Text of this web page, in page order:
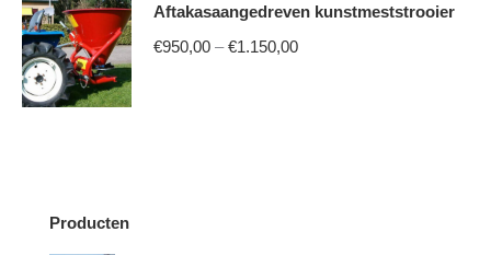
options
may
Aftakasaangedreven kunstmeststrooier
€950,00 – €1.150,00Price
Producten